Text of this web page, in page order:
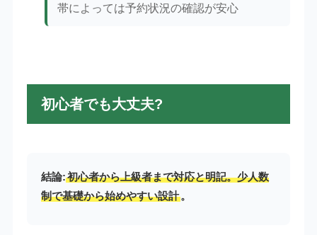
帯によっては予約状況の確認が安心
初心者でも大丈夫?
結論:初心者から上級者まで対応と明記。少人数
制で基礎から始めやすい設計。